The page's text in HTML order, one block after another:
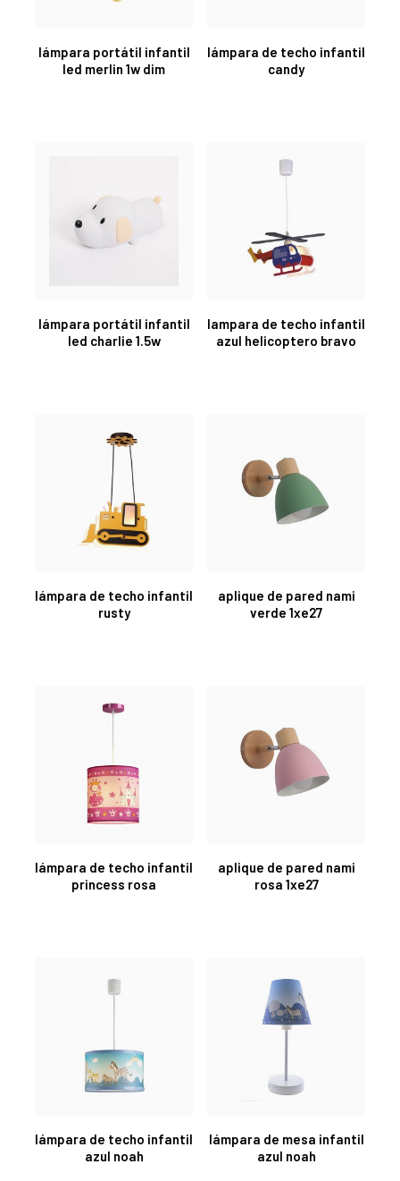
lámpara portátil infantil
led merlin 1w dim
lámpara de techo infantil
candy
lámpara portátil infantil
led charlie 1.5w
lampara de techo infantil
azul helicoptero bravo
lámpara de techo infantil
rusty
aplique de pared nami
verde 1xe27
lámpara de techo infantil
princess rosa
aplique de pared nami
rosa 1xe27
lámpara de techo infantil
azul noah
lámpara de mesa infantil
azul noah